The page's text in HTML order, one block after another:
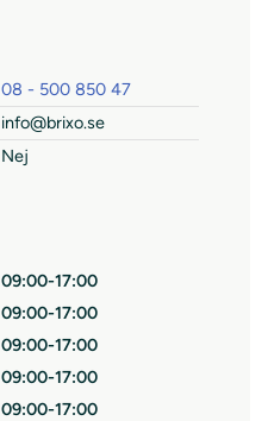
08 - 500 850 47
info@brixo.se
Nej
09:00-17:00
09:00-17:00
09:00-17:00
09:00-17:00
09:00-17:00